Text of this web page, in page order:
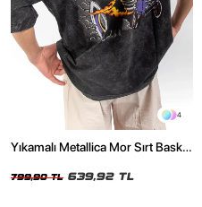
4
Yıkamalı Metallica Mor Sırt Baskılı
799,90 TL 639,92 TL